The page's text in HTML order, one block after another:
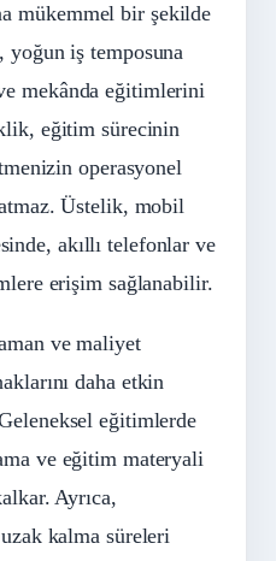
mükemmel bir şekilde
yoğun iş temposuna
mekânda eğitimlerini
eğitim sürecinin
operasyonel
Üstelik, mobil
akıllı telefonlar ve
erişim sağlanabilir.
ve maliyet
daha etkin
eğitimlerde
ve eğitim materyali
Ayrıca,
uzak kalma süreleri